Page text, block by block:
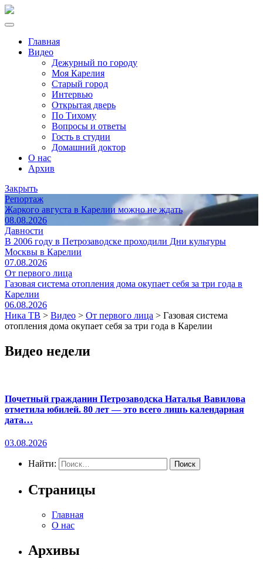
Главная
Видео
Дежурный по городу
Моя Карелия
Старый город
Интервью
Открытая дверь
По Тихому
Вопросы и ответы
Гость в студии
Домашний доктор
О нас
Архив
Закрыть
Репортаж
Жаркого августа в Карелии можно не ждать
08.08.2026
Давности
В 2006 году в Петрозаводске проходили Дни культуры
Москвы в Карелии
07.08.2026
От первого лица
Газовая система отопления дома окупает себя за три года в
Карелии
06.08.2026
Ника ТВ > Видео > От первого лица > Газовая система
отопления дома окупает себя за три года в Карелии
Видео недели
Почетный гражданин Петрозаводска Наталья Вавилова
отметила юбилей. 80 лет — это всего лишь календарная
дата…
03.08.2026
Найти:
Страницы
Главная
О нас
Архивы